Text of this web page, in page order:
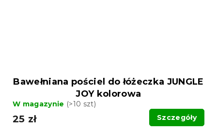
Bawełniana pościel do łóżeczka JUNGLE
JOY kolorowa
W magazynie (>10 szt)
25 zł Szczegóły